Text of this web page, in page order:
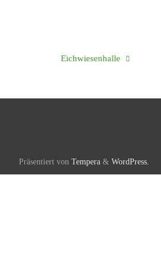
Eichwiesenhalle
Präsentiert von Tempera & WordPress.